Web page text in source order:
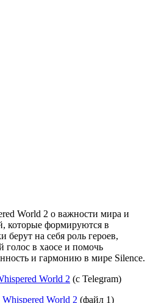
World 2 о важности мира и
которые формируются в
берут на себя роль героев,
в хаосе и помочь
и гармонию в мире Silence.
World 2 (c Telegram)
World 2 (файл 1)